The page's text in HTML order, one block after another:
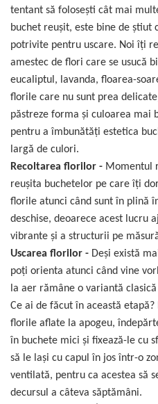
tentant să foloseşti cât mai
buchet reuşit, este bine de ştiut
potrivite pentru uscare. Noi îţi
amestec de flori care se usucă
eucaliptul, lavanda, floarea-
florile care nu sunt prea
păstreze forma și culoarea mai
pentru a îmbunătăţi estetica
largă de culori.
Recoltarea florilor - Momentul
reuşita buchetelor pe care îţi
florile atunci când sunt în plină
deschise, deoarece acest lucru
vibrante și a structurii pe
Uscarea florilor - Deşi există
poţi orienta atunci când vine
la aer rămâne o variantă
Ce ai de făcut în această
florile aflate la apogeu,
în buchete mici și fixează-le cu
să le laşi cu capul în jos într-o
ventilată, pentru ca acestea să
decursul a câteva săptămâni.